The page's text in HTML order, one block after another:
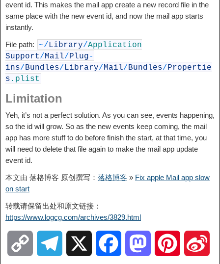
event id. This makes the mail app create a new record file in the
same place with the new event id, and now the mail app starts
instantly.
File path: ~/Library/Application
Support/Mail/Plug-
ins/Bundles/Library/Mail/Bundles/Propertie
s .plist
Limitation
Yeh, it’s not a perfect solution. As you can see, events happening,
so the id will grow. So as the new events keep coming, the mail
app has more stuff to do before finish the start, at that time, you
will need to delete that file again to make the mail app update
event id.
本文由 落格博客 原创撰写： 落格博客 » Fix apple Mail app slow
on start
转载请保留出处和原文链接：
https://www.logcg.com/archives/3829.html